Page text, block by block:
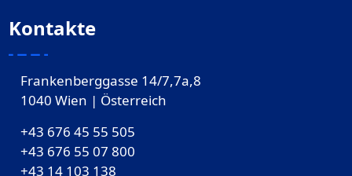
Kontakte
Frankenberggasse 14/7,7a,8
1040 Wien | Österreich
+43 676 45 55 505
+43 676 55 07 800
‎+43 14 103 138